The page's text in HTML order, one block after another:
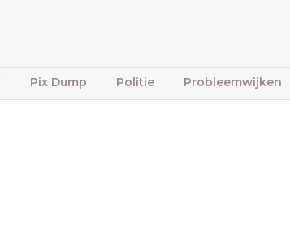
Pix Dump Politie Probleemwijken